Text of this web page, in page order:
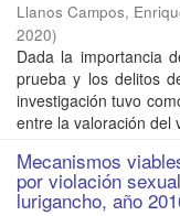
Llanos Campos,
2020)
Dada la importancia
prueba y los delitos
investigación tuvo
entre la valoración del
Mecanismos
por violación
lurigancho, año